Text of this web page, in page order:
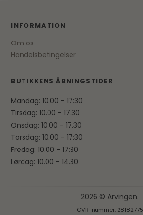
INFORMATION
Om os
Handelsbetingelser
BUTIKKENS ÅBNINGSTIDER
Mandag: 10.00 - 17:30
Tirsdag: 10.00 - 17.30
Onsdag: 10.00 - 17.30
Torsdag: 10.00 - 17:30
Fredag: 10.00 - 17:30
Lørdag: 10.00 - 14.30
2026 © Arvingen.
CVR-nummer: 28182775